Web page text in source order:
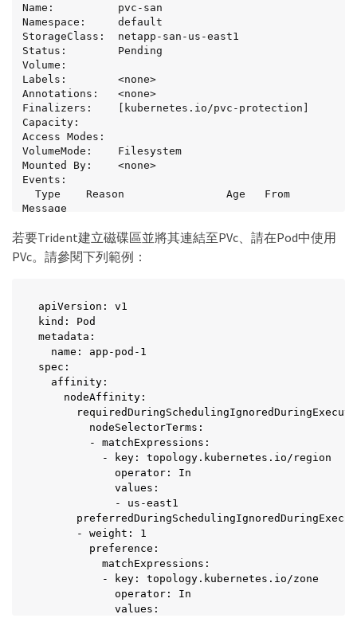
Name:          pvc-san
Namespace:     default
StorageClass:  netapp-san-us-east1
Status:        Pending
Volume:
Labels:        <none>
Annotations:   <none>
Finalizers:    [kubernetes.io/pvc-protection]
Capacity:
Access Modes:
VolumeMode:    Filesystem
Mounted By:    <none>
Events:
Message
-------
  Normal  WaitForFirstConsumer  6s
persistentvolume-controller  waiting for first
若要Trident建立磁碟區並將其連結至PVc、請在Pod中使用
PVc。請參閱下列範例：
apiVersion: v1
kind: Pod
metadata:
  name: app-pod-1
spec:
  affinity:
    nodeAffinity:
        nodeSelectorTerms:
        - matchExpressions:
          - key: topology.kubernetes.io/region
            operator: In
            values:
            - us-east1
      - weight: 1
        preference:
          matchExpressions:
          - key: topology.kubernetes.io/zone
            operator: In
            values: